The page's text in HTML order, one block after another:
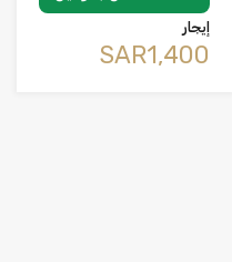
إيجار
‪SAR1,400